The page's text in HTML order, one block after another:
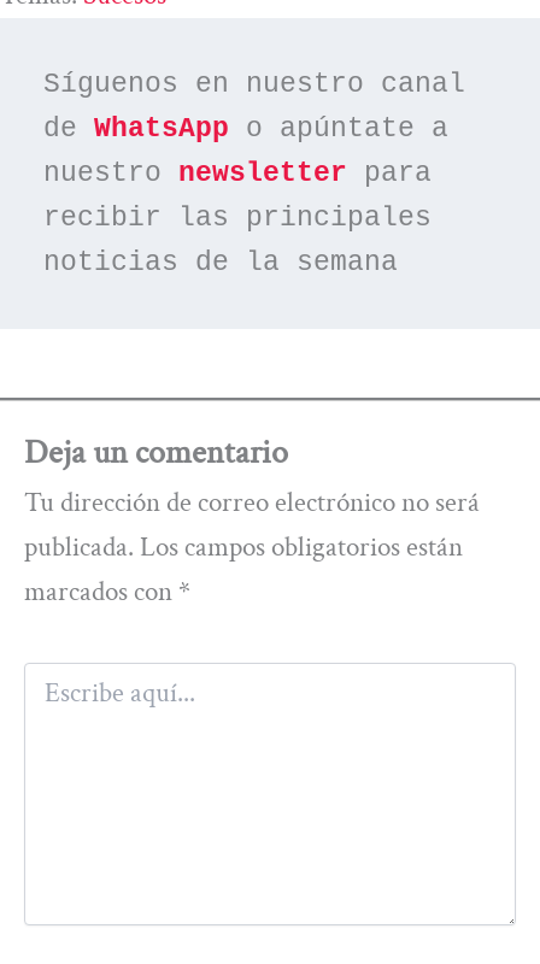
Síguenos en nuestro canal
de WhatsApp o apúntate a
nuestro newsletter para
recibir las principales
noticias de la semana
Deja un comentario
Tu dirección de correo electrónico no será
publicada. Los campos obligatorios están
marcados con *
Escribe
aquí...